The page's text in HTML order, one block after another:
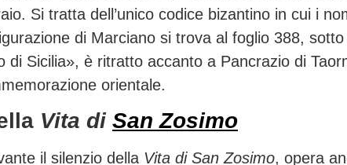
Si tratta dell’unico codice bizantino in cui i
di Marciano si trova al foglio 388,
di Sicilia», è ritratto accanto a Pancrazio di
orientale.
Vita di San Zosimo
il silenzio della Vita di San Zosimo, opera